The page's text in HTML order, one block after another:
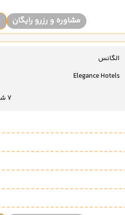
مشاوره و رزرو رایگان
الگانس
Elegance Hotels
7 شب